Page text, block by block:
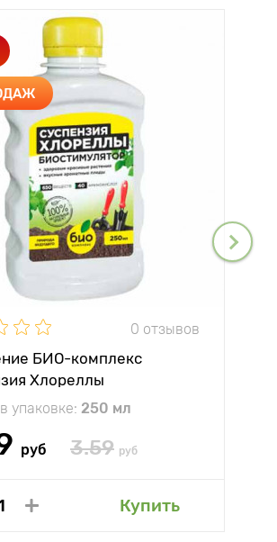
0 отзывов
БИО-комплекс
Хлореллы
упаковке: 250 мл
руб 3.59 руб
Купить